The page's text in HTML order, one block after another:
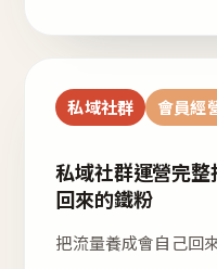
私域社群 會員經
私域社群運營完
回來的鐵粉
把流量養成會自己回